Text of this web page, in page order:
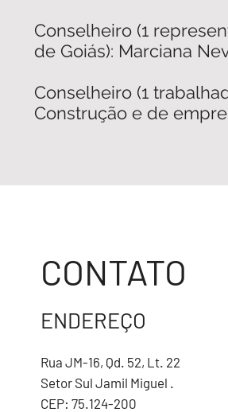
Conselheiro (1
de Goiás): Marciana
Conselheiro (1
Construção e de
CONTATO
ENDEREÇO
Rua JM-16, Qd. 52, Lt. 22
Setor Sul Jamil Miguel .
CEP: 75.124-200